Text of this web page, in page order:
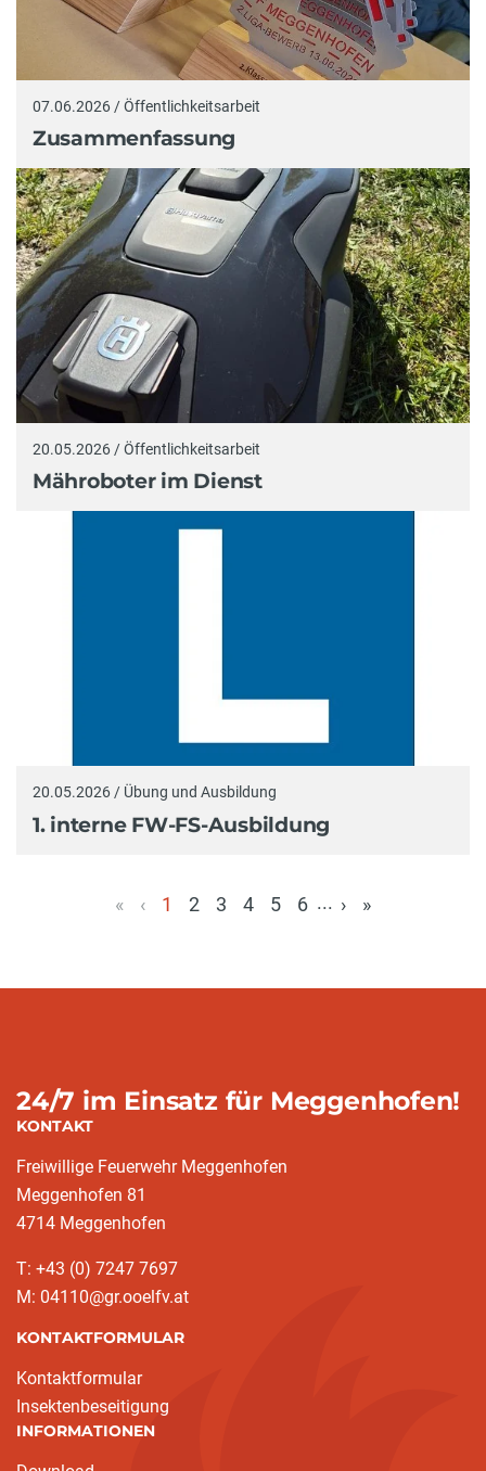
07.06.2026 / Öffentlichkeitsarbeit
Zusammenfassung
20.05.2026 / Öffentlichkeitsarbeit
Mähroboter im Dienst
20.05.2026 / Übung und Ausbildung
1. interne FW-FS-Ausbildung
« ‹
1
2 3 4 5 6 ... › »
24/7 im Einsatz für Meggenhofen!
KONTAKT
Freiwillige Feuerwehr Meggenhofen
Meggenhofen 81
4714 Meggenhofen
T: +43 (0) 7247 7697
M: 04110@gr.ooelfv.at
KONTAKTFORMULAR
Kontaktformular
Insektenbeseitigung
INFORMATIONEN